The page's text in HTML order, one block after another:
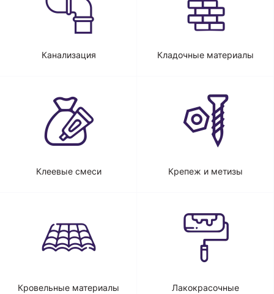
Канализация Кладочные материалы
Клеевые смеси Крепеж и метизы
Кровельные материалы
Лакокрасочные